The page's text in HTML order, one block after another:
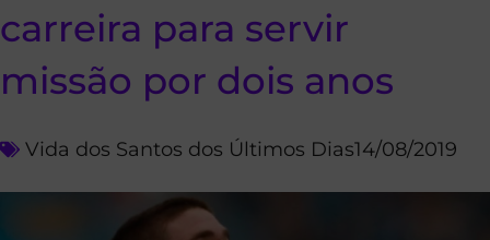
carreira para servir
missão por dois anos
Vida dos Santos dos Últimos Dias14/08/2019